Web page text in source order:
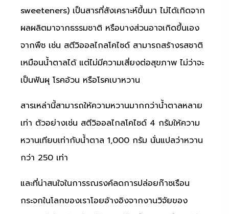
sweeteners) เป็นสารที่สังเคราะห์ขึ้นมา ไม่ได้เกิดจาก
ผลผลิตมาจากธรรมชาติ หรือบางส่วนอาจเกิดขึ้นเอง
จากพืช เช่น สตีวิออลไกลโคไซด์ สามารถสร้างรสชาติ
เหมือนน้ำตาลได้ แต่ไม่มีความเสี่ยงต่อสุขภาพ ไม่ว่าจะ
เป็นฟันผุ โรคอ้วน หรือโรคเบาหวาน
สารเหล่านี้สามารถให้ความหวานมากกว่าน้ำตาลหลาย
เท่า ตัวอย่างเช่น สตีวิออลไกลโคไซด์ 4 กรัมให้ความ
หวานเทียบเท่ากับน้ำตาล 1,000 กรัม นั่นแปลว่าหวาน
กว่า 250 เท่า
และที่น่าสนใจในการรณรงค์ลดการปล่อยก๊าซเรือน
กระจกในโลกของเราโอยอ้างอิงจากงานวิจัยของ